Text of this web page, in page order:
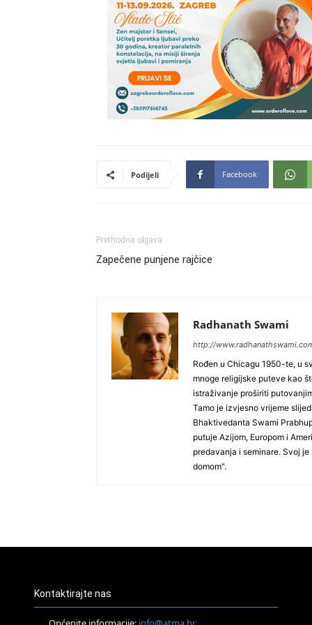
Podijeli Facebook
Prethodna objava
Zapečene punjene rajčice
Radhanath Swami
http://
Rođen u Chicagu 1950-te, u
mnoge religijske puteve kao
istraživanje proširiti
Tamo je izvjesno vrijeme
Bhaktivedanta Swami
putuje Azijom, Europom i
predavanja i seminare. Svoj
domom".
Kontaktirajte nas